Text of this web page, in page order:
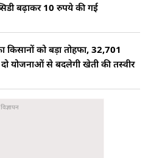
बढ़ाकर 10 रुपये की गई
किसानों को बड़ा तोहफा, 32,701
योजनाओं से बदलेगी खेती की तस्वीर